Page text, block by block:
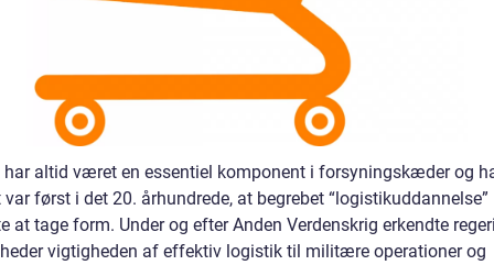
altid været en essentiel komponent i forsyningskæder og
var først i det 20. århundrede, at begrebet “logistikuddannelse”
at tage form. Under og efter Anden Verdenskrig erkendte
vigtigheden af effektiv logistik til militære operationer og